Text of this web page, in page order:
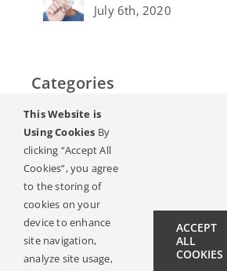
July 6th, 2020
Categories
Početak
Sluh & gubitak sluha
Magazin
Ambasadori sluha
This Website is
Using Cookies By
clicking “Accept All
Cookies”, you agree
to the storing of
cookies on your
device to enhance
site navigation,
analyze site usage,
ACCEPT
ALL
COOKIES